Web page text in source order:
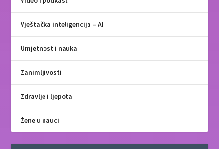
Vještačka inteligencija – AI
Umjetnost i nauka
Zanimljivosti
Zdravlje i ljepota
Žene u nauci